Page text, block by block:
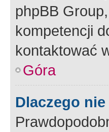
phpBB
kompetencji
kontaktować
Góra
Dlaczego